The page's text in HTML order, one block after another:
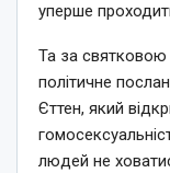
уперше
Та за
політичне
Єттен, який
людей не